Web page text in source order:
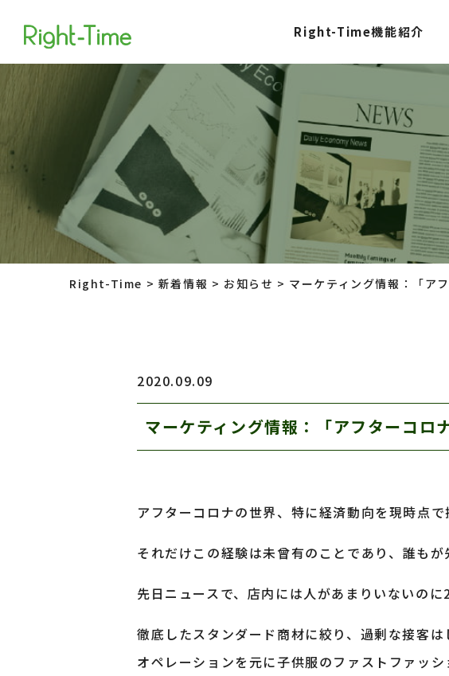
Right-Time機能紹介
Right-Time > 新着情報 > お知らせ > マーケティング情報：「ア
2020.09.09
マーケティング情報：「アフターコロ
アフターコロナの世界、特に経済動向を現時点で
それだけこの経験は未曾有のことであり、誰もが
先日ニュースで、店内には人があまりいないの
徹底したスタンダード商材に絞り、過剰な接客
オペレーションを元に子供服のファストファッ